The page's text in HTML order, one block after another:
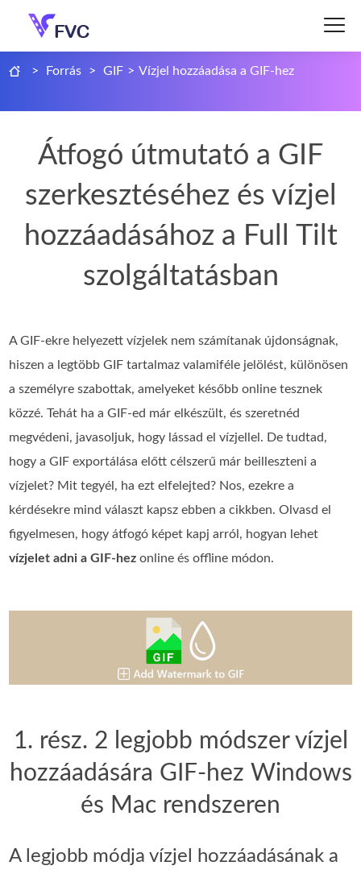
> Forrás > GIF > Vízjel hozzáadása a GIF-hez
Átfogó útmutató a GIF
szerkesztéséhez és vízjel
hozzáadásához a Full Tilt
szolgáltatásban
A GIF-ekre helyezett vízjelek nem számítanak újdonságnak,
hiszen a legtöbb GIF tartalmaz valamiféle jelölést, különösen
a személyre szabottak, amelyeket később online tesznek
közzé. Tehát ha a GIF-ed már elkészült, és szeretnéd
megvédeni, javasoljuk, hogy lássad el vízjellel. De tudtad,
hogy a GIF exportálása előtt célszerű már beilleszteni a
vízjelet? Mit tegyél, ha ezt elfelejted? Nos, ezekre a
kérdésekre mind választ kapsz ebben a cikkben. Olvasd el
figyelmesen, hogy átfogó képet kapj arról, hogyan lehet
vízjelet adni a GIF-hez online és offline módon.
1. rész. 2 legjobb módszer vízjel
hozzáadására GIF-hez Windows
és Mac rendszeren
A legjobb módja vízjel hozzáadásának a